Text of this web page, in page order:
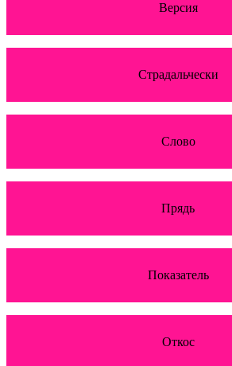
Версия
Страдальчески
Слово
Прядь
Показатель
Откос